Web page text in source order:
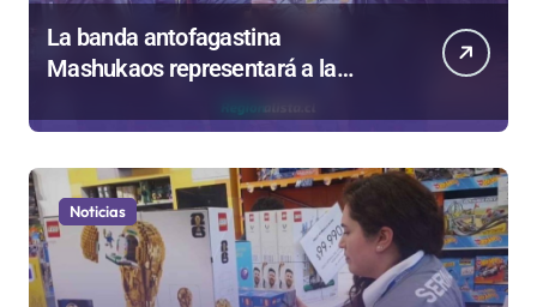
La banda antofagastina
Mashukaos representará a la
de Valparaíso
Noticias